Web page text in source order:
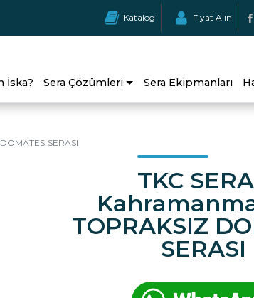
İska? Sera Çözümleri Sera Ekipmanları
Katalog Fiyat Alın
SERASI
TKC
TOPRAKSIZ
SERASI